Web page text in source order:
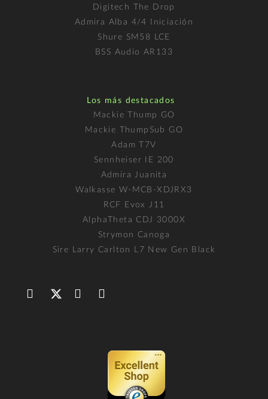
Digitech The Drop
Admira Alba 4/4 Iniciación
Shure SM58 LCE
BSS Audio AR133
Los más destacados
Mackie Thump GO
Mackie ThumpSub GO
Adam T7V
Sennheiser IE 200
Admira Juanita
Walkasse W-MCB-XDJRX3
RCF Evox J11
AlphaTheta CDJ 3000X
Strymon Canoga
Sire Larry Carlton L7 New Gen Black